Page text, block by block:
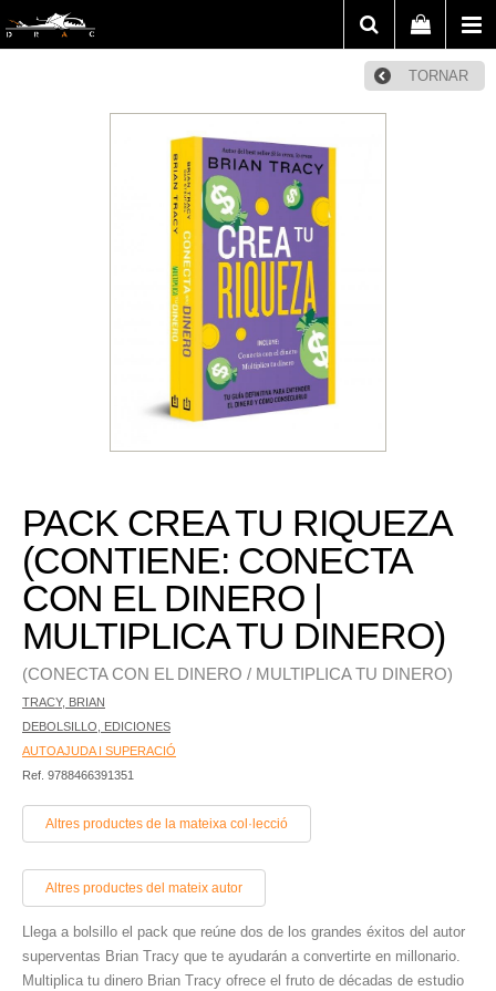
TORNAR
PACK CREA TU RIQUEZA
(CONTIENE: CONECTA
CON EL DINERO |
MULTIPLICA TU DINERO)
(CONECTA CON EL DINERO / MULTIPLICA TU DINERO)
TRACY, BRIAN
DEBOLSILLO, EDICIONES
AUTOAJUDA I SUPERACIÓ
Ref. 9788466391351
Altres productes de la mateixa col·lecció
Altres productes del mateix autor
Llega a bolsillo el pack que reúne dos de los grandes éxitos del autor
superventas Brian Tracy que te ayudarán a convertirte en millonario.
Multiplica tu dinero Brian Tracy ofrece el fruto de décadas de estudio